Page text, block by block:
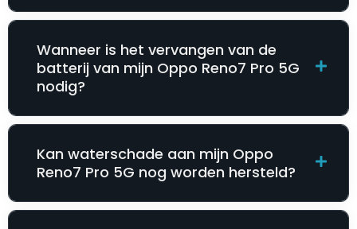
Wanneer is het vervangen van de
batterij van mijn Oppo Reno7 Pro 5G
nodig?
Kan waterschade aan mijn Oppo
Reno7 Pro 5G nog worden hersteld?